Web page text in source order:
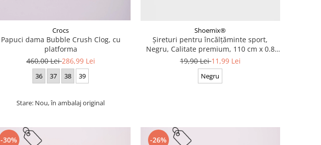
Crocs
Papuci dama Bubble Crush Clog, cu
platforma
460,00 Lei286,99 Lei
36 37 38 39
Stare: Nou, în ambalaj original
Shoemix®
Șireturi pentru încălțăminte sport,
Negru, Calitate premium, 110 cm x 0.8
cm
19,90 Lei11,99 Lei
Negru
-30% -26%